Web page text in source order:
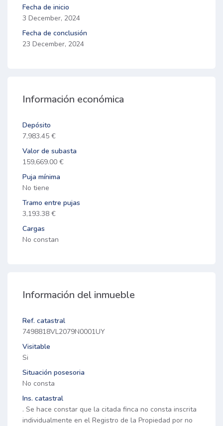
Fecha de inicio
3 December, 2024
Fecha de conclusión
23 December, 2024
Información económica
Depósito
7,983.45 €
Valor de subasta
159,669.00 €
Puja mínima
No tiene
Tramo entre pujas
3,193.38 €
Cargas
No constan
Información del inmueble
Ref. catastral
7498818VL2079N0001UY
Visitable
Si
Situación posesoria
No consta
Ins. catastral
. Se hace constar que la citada finca no consta inscrita
individualmente en el Registro de la Propiedad por no